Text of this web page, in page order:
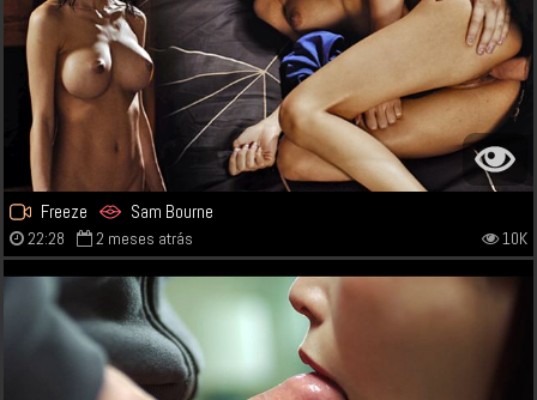
Freeze Sam Bourne
22:28 2 meses atrás 10K